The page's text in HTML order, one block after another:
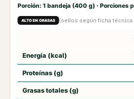
Porción: 1 bandeja (400 g) · Porciones
ALTO EN GRASAS (sellos según ficha técnica
Energía (kcal)
Proteínas (g)
Grasas totales (g)